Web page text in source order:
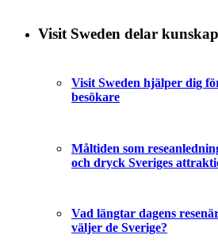
Visit Sweden delar
Visit Sweden hjälper dig
besökare
Måltiden som
och dryck Sveriges
Vad längtar dagens
väljer de Sverige?